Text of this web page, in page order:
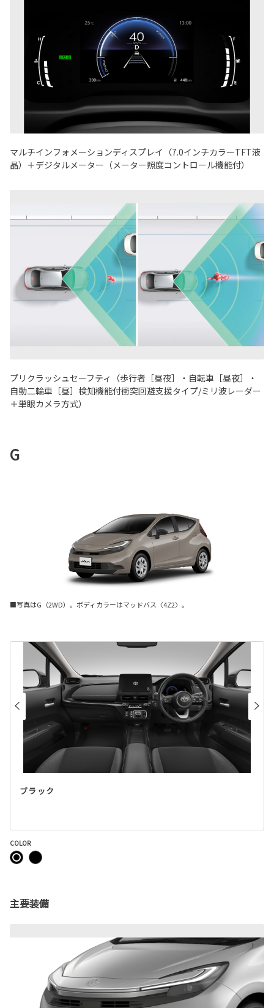
マルチインフォメーションディスプレイ（7.0インチカラーTFT液
晶）＋デジタルメーター（メーター照度コントロール機能付）
プリクラッシュセーフティ（歩行者［昼夜］・自転車［昼夜］・
自動二輪車［昼］検知機能付衝突回避支援タイプ/ミリ波レーダー
＋単眼カメラ方式）
G
■写真はG（2WD）。ボディカラーはマッドバス〈4Z2〉。
ブラック
COLOR
主要装備